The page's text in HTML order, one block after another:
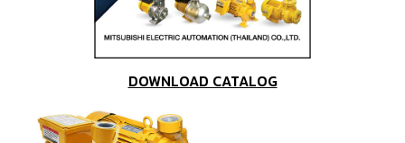
DOWNLOAD CATALOG